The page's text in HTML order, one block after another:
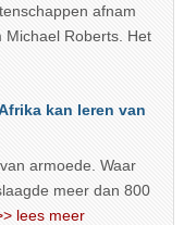
afnam
Michael Roberts. Het
kan leren van
armoede. Waar
meer dan 800
lees meer